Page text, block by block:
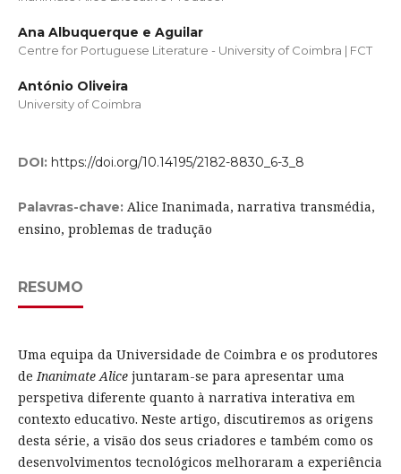
Ana Albuquerque e Aguilar
Centre for Portuguese Literature - University of Coimbra | FCT
António Oliveira
University of Coimbra
DOI: https://doi.org/10.14195/2182-8830_6-3_8
Palavras-chave: Alice Inanimada, narrativa transmédia,
ensino, problemas de tradução
RESUMO
Uma equipa da Universidade de Coimbra e os produtores
deInanimate Alicejuntaram-se para apresentar uma
perspetiva diferente quanto à narrativa interativa em
contexto educativo. Neste artigo, discutiremos as origens
desta série, a visão dos seus criadores e também como os
desenvolvimentos tecnológicos melhoraram a experiência